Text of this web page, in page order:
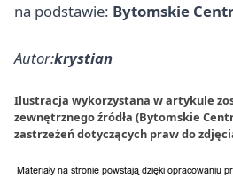
na podstawie: Bytomskie
Autor:krystian
Ilustracja wykorzystana w artykule
zewnętrznego źródła (Bytomskie
zastrzeżeń dotyczących praw do